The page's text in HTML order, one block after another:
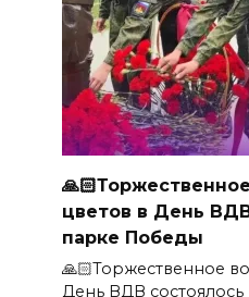
цветов в День
парке Победы
🙏🏻Торжественное
День ВДВ состоялось